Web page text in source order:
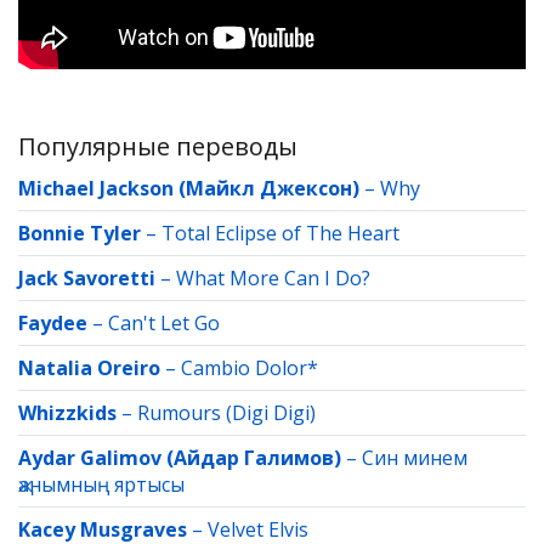
Популярные переводы
Michael Jackson (Майкл Джексон) – Why
Bonnie Tyler – Total Eclipse of The Heart
Jack Savoretti – What More Can I Do?
Faydee – Can't Let Go
Natalia Oreiro – Cambio Dolor*
Whizzkids – Rumours (Digi Digi)
Aydar Galimov (Айдар Галимов) – Син минем
җанымның яртысы
Kacey Musgraves – Velvet Elvis